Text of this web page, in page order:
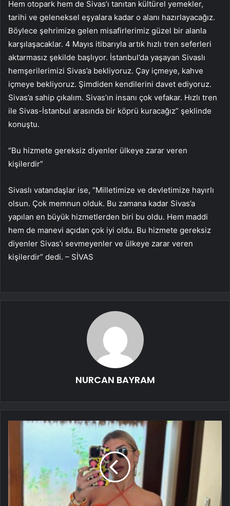
Hem otopark hem de Sivas’ı tanıtan kültürel yemekler,
tarihi ve geleneksel eşyalara kadar o alanı hazırlayacağız.
Böylece şehrimize gelen misafirlerimiz güzel bir alanla
karşılaşacaklar. 4 Mayıs itibarıyla artık hızlı tren seferleri
aktarmasız şekilde başlıyor. İstanbul’da yaşayan Sivaslı
hemşerilerimizi Sivas’a bekliyoruz. Çay içmeye, kahve
içmeye bekliyoruz. Şimdiden kendilerini davet ediyoruz.
Sivas’a sahip çıkalım. Sivas’ın insanı çok vefakar. Hızlı tren
ile Sivas-İstanbul arasında bir köprü kuracağız” şeklinde
konuştu.
“Bu hizmete gereksiz diyenler ülkeye zarar veren
kişilerdir”
Sivaslı vatandaşlar ise, “Milletimize ve devletimize hayırlı
olsun. Çok memnun olduk. Bu zamana kadar Sivas’a
yapılan en büyük hizmetlerden biri bu oldu. Hem maddi
hem de manevi açıdan çok iyi oldu. Bu hizmete gereksiz
diyenler Sivas’ı sevmeyenler ve ülkeye zarar veren
kişilerdir” dedi. – SİVAS
NURCAN BAYRAM